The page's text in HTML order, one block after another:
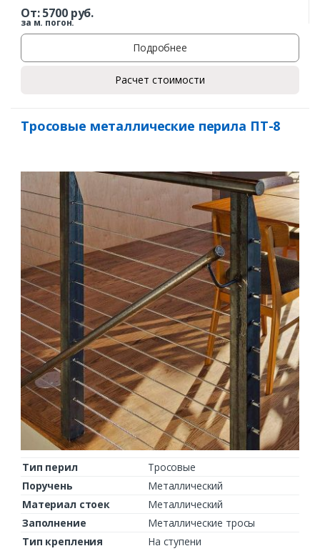
Комментарий к заказу
От:5700руб.
за м. погон.
Подробнее
Расчет стоимости
Тросовые металлические перила ПТ-8
Тип перил
Тросовые
Поручень
Металлический
Материал стоек
Металлический
Заполнение
Металлические тросы
Тип крепления
На ступени